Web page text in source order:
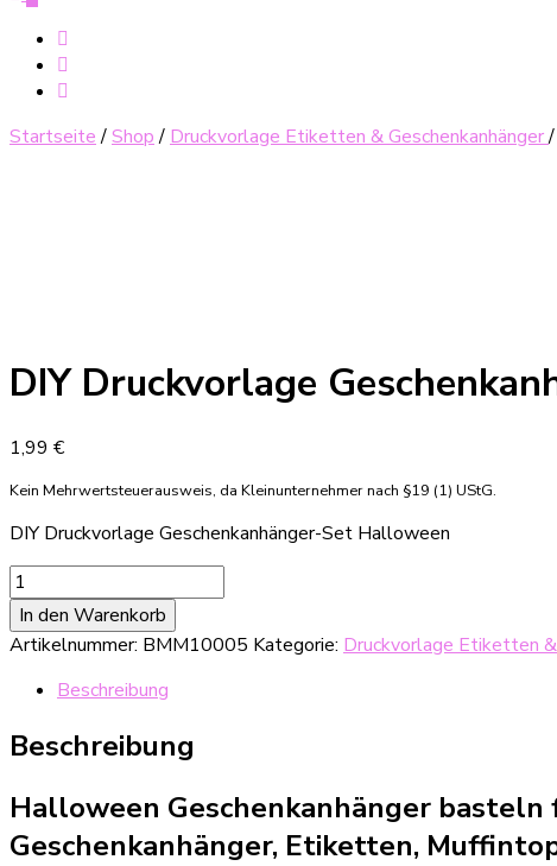
Startseite /Shop / Druckvorlage Etiketten & Geschenkanhänger/
DIY Druckvorlage
1,99 €
Kein Mehrwertsteuerausweis, da Kleinunternehmer nach §19 (1) UStG.
DIY Druckvorlage Geschenkanhänger-Set Halloween
DIY
Druckvorlage
Geschenkanhänger-
Set
Halloween
In den Warenkorb
Artikelnummer: BMM10005 Kategorie: Druckvorlage Etiketten
Beschreibung
Beschreibung
Halloween Geschenkanhänger
Geschenkanhänger, Etiketten,